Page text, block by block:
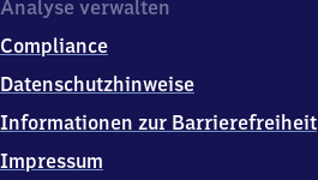
0
3
1
Leipzig
Analyse verwalten
Compliance
Datenschutzhinweise
Informationen zur Barrierefreiheit
Impressum